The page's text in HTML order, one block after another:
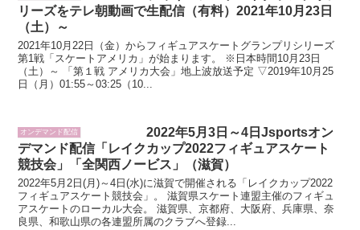
リーズをテレ朝動画で生配信（有料）2021年10月23日
（土）～
2021年10月22日（金）からフィギュアスケートグランプリシリーズ
第1戦「スケートアメリカ」が始まります。 ※日本時間10月23日
（土）～ 「第１戦 アメリカ大会」地上波放送予定 ▽2019年10月25
日（月）01:55～03:25（10...
オンデマンド配信
2022年5月3日～4日Jsportsオン
デマンド配信「レイクカップ2022フィギュアスケート
競技会」「全関西ノービス」（滋賀）
2022年5月2日(月)～4日(水)に滋賀で開催される「レイクカップ2022
フィギュアスケート競技会」。 滋賀県スケート連盟主催のフィギュ
アスケートのローカル大会。 滋賀県、京都府、大阪府、兵庫県、奈
良県、和歌山県の各連盟所属のクラブへ登録...